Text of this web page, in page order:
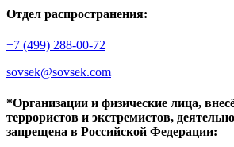
Отдел распространения:
+7 (499) 288-00-72
sovsek@sovsek.com
*Организации и физические лица,
террористов и экстремистов,
запрещена в Российской Федерации: